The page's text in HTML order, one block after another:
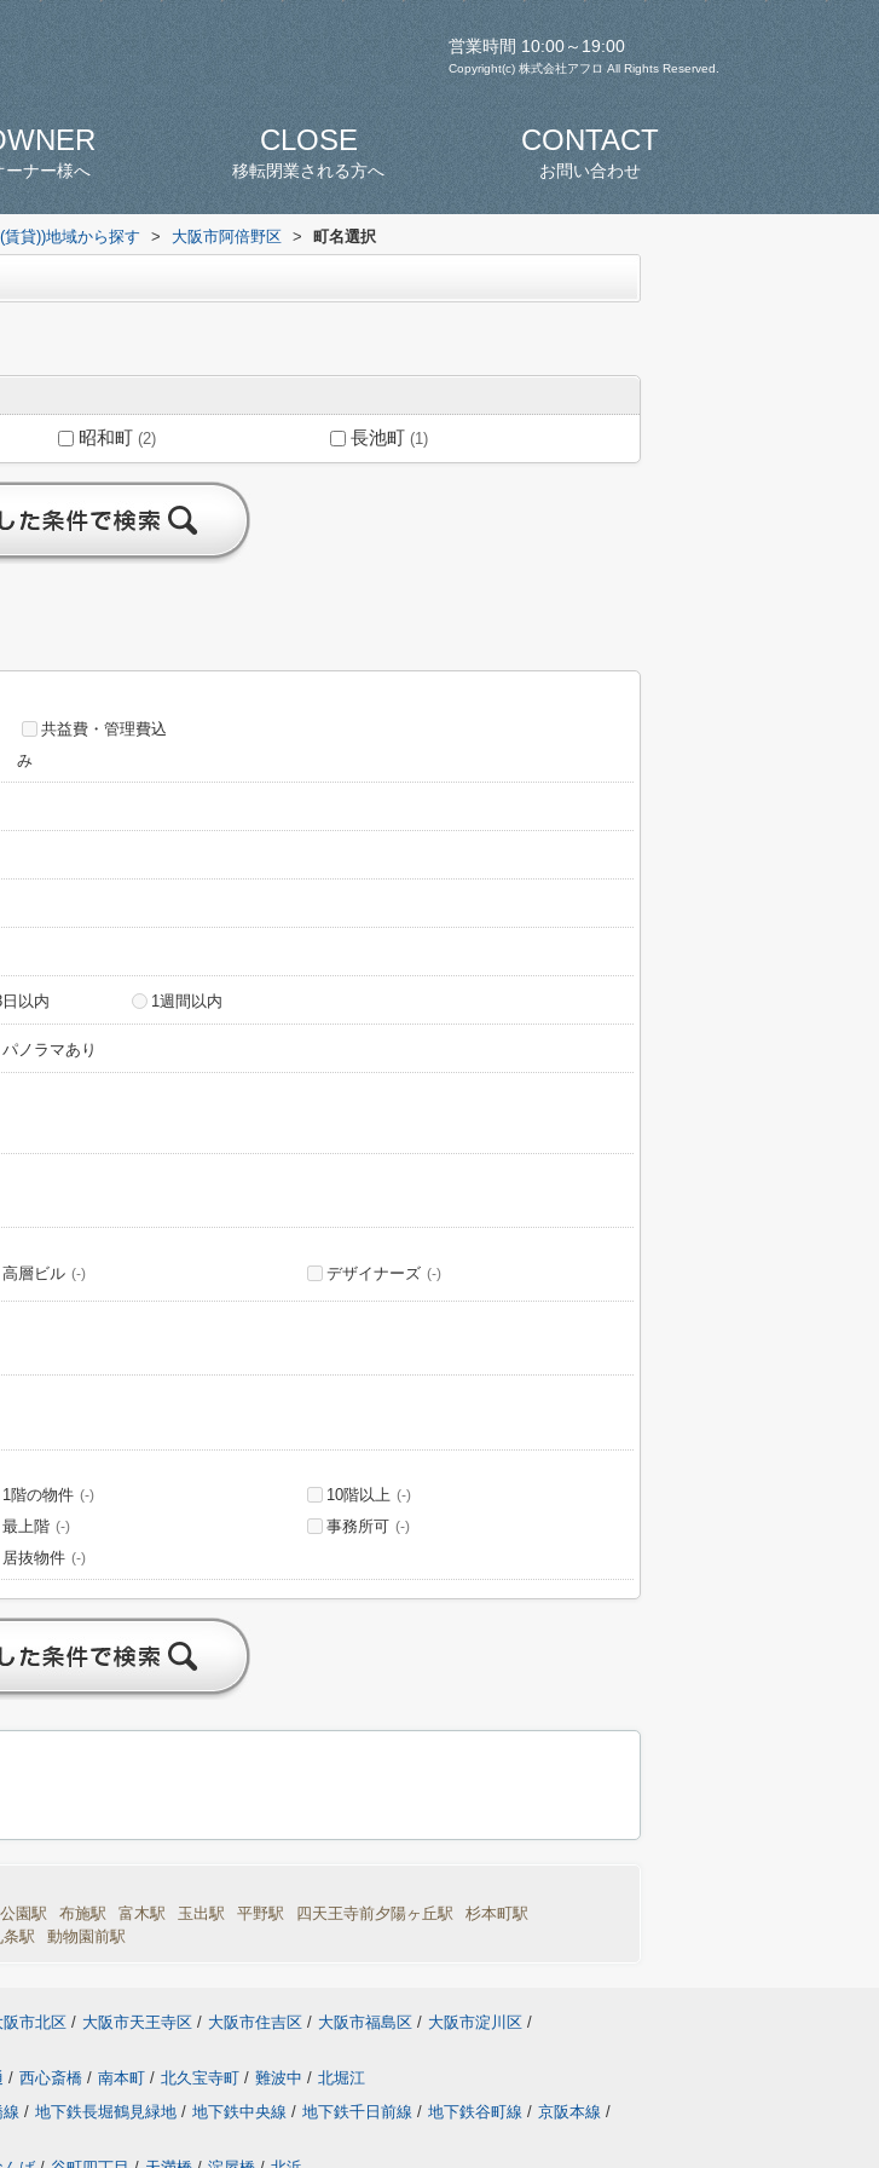
営業時間 10:00～19:00
Copyright(c) 株式会社アフロ All Rights Reserved.
ーナー様へ
CLOSE
移転閉業される方へ
CONTACT
お問い合わせ
賃貸))地域から探す > 大阪市阿倍野区 > 町名選択
昭和町 (2) 長池町 (1)
共益費・管理費込
み
以内 1週間以内
パノラマあり
高層ビル (-) デザイナーズ (-)
1階の物件 (-) 10階以上 (-)
最上階 (-) 事務所可 (-)
居抜物件 (-)
園駅 布施駅 富木駅 玉出駅 平野駅 四天王寺前夕陽ヶ丘駅
杉本町駅
条駅 動物園前駅
阪市北区 / 大阪市天王寺区 / 大阪市住吉区 / 大阪市福島区 / 大阪市淀川区 /
/ 西心斎橋 / 南本町 / 北久宝寺町 / 難波中 / 北堀江
/ 地下鉄長堀鶴見緑地 / 地下鉄中央線 / 地下鉄千日前線 / 地下鉄谷町線 / 京阪本線 /